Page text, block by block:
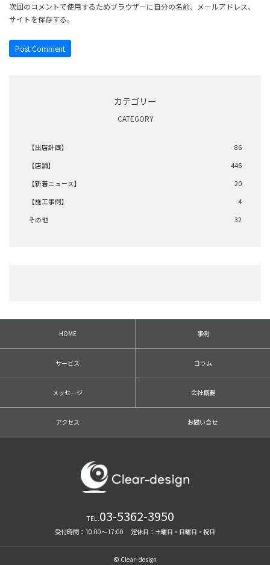
次回のコメントで使用するためブラウザーに自分の名前、メールアドレス、
サイトを保存する。
カテゴリー
CATEGORY
【出店計画】
86
【店舗】
446
【新着ニュース】
20
【施工事例】
4
その他
32
HOME 事例
サービス コラム
メッセージ 会社概要
アクセス お問い合せ
TEL.03-5362-3950
受付時間：10:00〜17:00 定休日：土曜日・日曜日・祝日
© Clear-design